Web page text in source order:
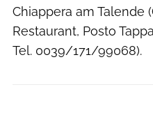
Chiappera am Talende
Restaurant, Posto
Tel. 0039/171/99068).